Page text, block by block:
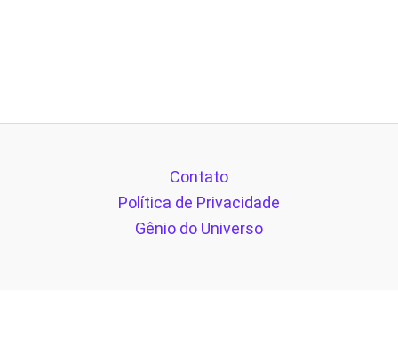
Contato
Política de Privacidade
Gênio do Universo